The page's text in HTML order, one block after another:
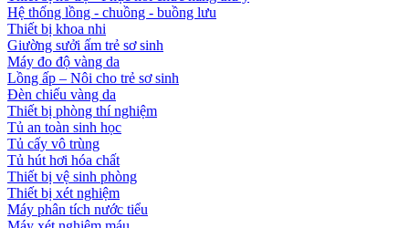
Hệ thống lồng - chuồng - buồng lưu
Thiết bị khoa nhi
Giường sưởi ấm trẻ sơ sinh
Máy đo độ vàng da
Lồng ấp – Nôi cho trẻ sơ sinh
Đèn chiếu vàng da
Thiết bị phòng thí nghiệm
Tủ an toàn sinh học
Tủ cấy vô trùng
Tủ hút hơi hóa chất
Thiết bị vệ sinh phòng
Thiết bị xét nghiệm
Máy phân tích nước tiểu